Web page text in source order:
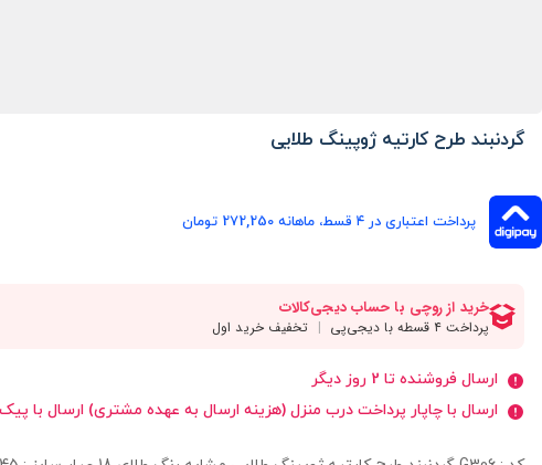
گردنبند طرح کارتیه ژوپینگ طلایی
پرداخت اعتباری در ۴ قسط، ماهانه 272,250 تومان
ارسال فروشنده تا 2 روز دیگر
ارسال با چاپار پرداخت درب منزل (هزینه ارسال به عهده مشتری) ارسال با